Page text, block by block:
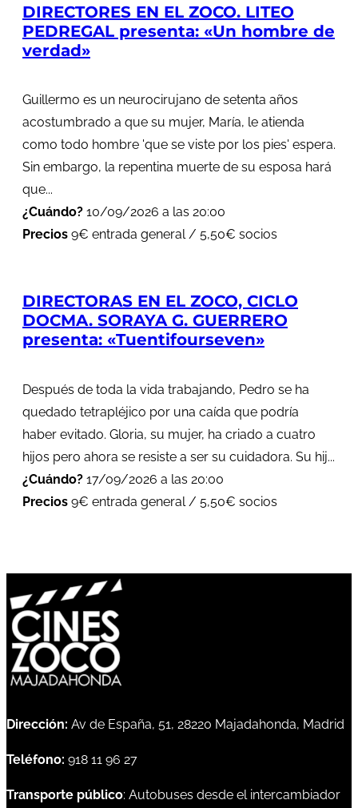
DIRECTORES EN EL ZOCO. LITEO
PEDREGAL presenta: «Un hombre de
verdad»
Guillermo es un neurocirujano de setenta años
acostumbrado a que su mujer, María, le atienda
como todo hombre 'que se viste por los pies' espera.
Sin embargo, la repentina muerte de su esposa hará
que...
¿Cuándo? 10/09/2026 a las 20:00
Precios 9€ entrada general / 5,50€ socios
DIRECTORAS EN EL ZOCO, CICLO
DOCMA. SORAYA G. GUERRERO
presenta: «Tuentifourseven»
Después de toda la vida trabajando, Pedro se ha
quedado tetrapléjico por una caída que podría
haber evitado. Gloria, su mujer, ha criado a cuatro
hijos pero ahora se resiste a ser su cuidadora. Su hij...
¿Cuándo? 17/09/2026 a las 20:00
Precios 9€ entrada general / 5,50€ socios
Dirección: Av de España, 51, 28220 Majadahonda, Madrid
Teléfono: 918 11 96 27
Transporte público: Autobuses desde el intercambiador